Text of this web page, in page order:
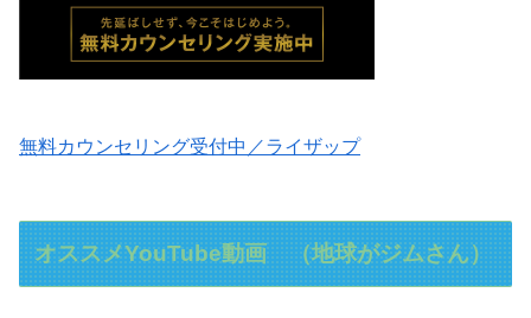
無料カウンセリング受付中／ライザップ
オススメYouTube動画 （地球がジムさん）